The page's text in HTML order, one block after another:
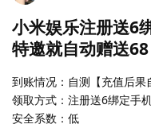
小米娱乐注册送6
特邀就自动赠送68
到账情况：自测【充值后果
领取方式：注册送6绑定手
安全系数：低